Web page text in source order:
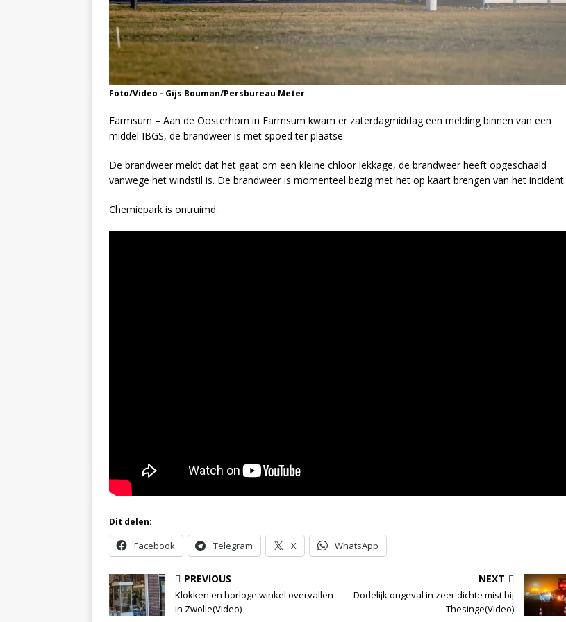
Foto/Video - Gijs Bouman/Persbureau Meter
Farmsum – Aan de Oosterhorn in Farmsum kwam er zaterdagmiddag een melding binnen van een
middel IBGS, de brandweer is met spoed ter plaatse.
De brandweer meldt dat het gaat om een kleine chloor lekkage, de brandweer heeft opgeschaald
vanwege het windstil is. De brandweer is momenteel bezig met het op kaart brengen van het incident.
Chemiepark is ontruimd.
Dit delen:
Facebook Telegram X WhatsApp
PREVIOUS
Klokken en horloge winkel overvallen
in Zwolle(Video)
NEXT
Dodelijk ongeval in zeer dichte mist bij
Thesinge(Video)